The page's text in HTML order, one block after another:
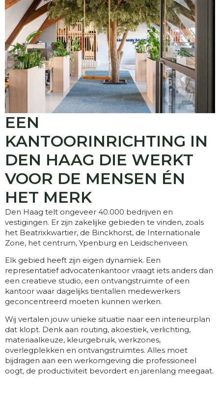
EEN
KANTOORINRICHTING IN
DEN HAAG DIE WERKT
VOOR DE MENSEN ÉN
HET MERK
Den Haag telt ongeveer 40.000 bedrijven en
vestigingen. Er zijn zakelijke gebieden te vinden, zoals
het Beatrixkwartier, de Binckhorst, de Internationale
Zone, het centrum, Ypenburg en Leidschenveen.
Elk gebied heeft zijn eigen dynamiek. Een
representatief advocatenkantoor vraagt iets anders dan
een creatieve studio, een ontvangstruimte of een
kantoor waar dagelijks tientallen medewerkers
geconcentreerd moeten kunnen werken.
Wij vertalen jouw unieke situatie naar een interieurplan
dat klopt. Denk aan routing, akoestiek, verlichting,
materiaalkeuze, kleurgebruik, werkzones,
overlegplekken en ontvangstruimtes. Alles moet
bijdragen aan een werkomgeving die professioneel
oogt, de productiviteit bevordert en jarenlang meegaat.